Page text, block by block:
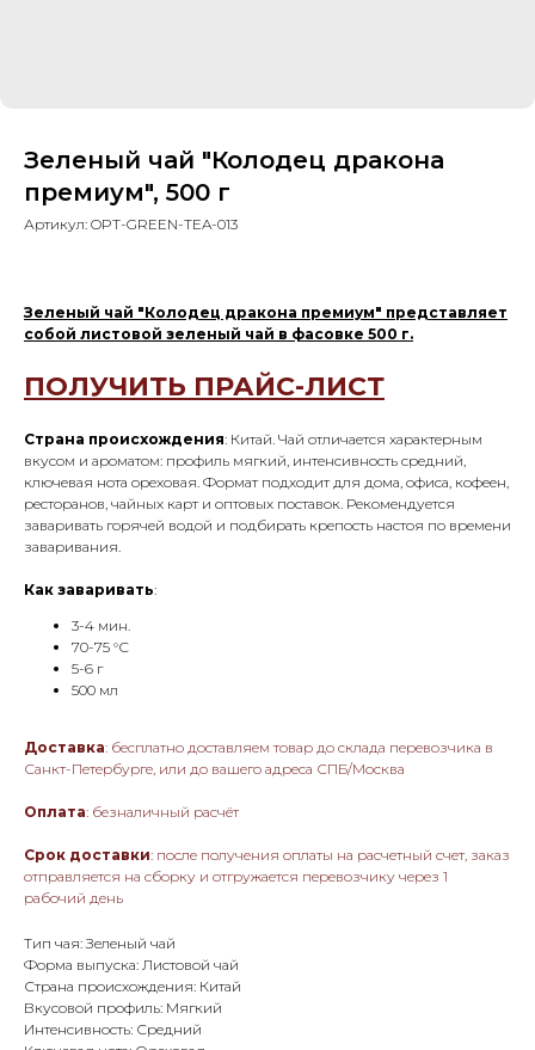
Зеленый чай "Колодец дракона
премиум", 500 г
Артикул: OPT-GREEN-TEA-013
Зеленый чай "Колодец дракона премиум" представляет
собой листовой зеленый чай в фасовке 500 г.
ПОЛУЧИТЬ ПРАЙС-ЛИСТ
Страна происхождения: Китай. Чай отличается характерным
вкусом и ароматом: профиль мягкий, интенсивность средний,
ключевая нота ореховая. Формат подходит для дома, офиса, кофеен,
ресторанов, чайных карт и оптовых поставок. Рекомендуется
заваривать горячей водой и подбирать крепость настоя по времени
заваривания.
Как заваривать:
3-4 мин.
70-75 °С
5-6 г
500 мл
Доставка: бесплатно доставляем товар до склада перевозчика в
Санкт-Петербурге, или до вашего адреса СПБ/Москва
Оплата: безналичный расчёт
Срок доставки: после получения оплаты на расчетный счет, заказ
отправляется на сборку и отгружается перевозчику через 1
рабочий день
Тип чая: Зеленый чай
Форма выпуска: Листовой чай
Страна происхождения: Китай
Вкусовой профиль: Мягкий
Интенсивность: Средний